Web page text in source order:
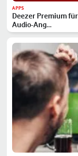
APPS
Deezer Premium
Audio-Ang…